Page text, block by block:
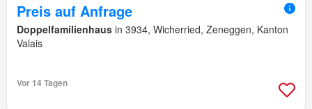
Preis auf Anfrage
Doppelfamilienhaus in 3934, Wicherried, Zeneggen, Kanton
Valais
Vor 14 Tagen